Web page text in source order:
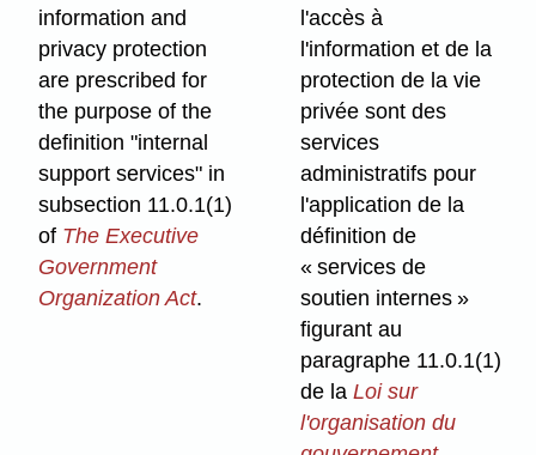
information and
privacy protection
are prescribed for
the purpose of the
definition "internal
support services" in
subsection 11.0.1(1)
of The Executive
Government
Organization Act.
l'accès à
l'information et de la
protection de la vie
privée sont des
services
administratifs pour
l'application de la
définition de
« services de
soutien internes »
figurant au
paragraphe 11.0.1(1)
de laLoi sur
l'organisation du